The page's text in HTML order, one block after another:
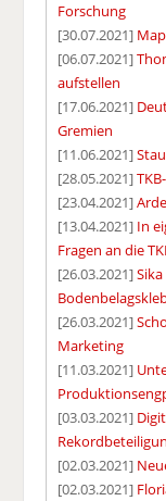
Forschung
[30.07.2021]
[06.07.2021]
aufstellen
[17.06.2021]
Gremien
[11.06.2021]
[28.05.2021]
[23.04.2021]
[13.04.2021] In
Fragen an die
[26.03.2021]
[26.03.2021]
Marketing
[11.03.2021]
[03.03.2021]
[02.03.2021]
[02.03.2021]